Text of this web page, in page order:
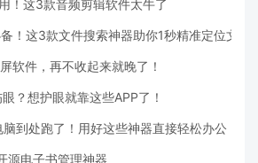
！这3款音频剪辑软件太牛了
！这3款文件搜索神器助你1秒精准定位文件
软件，再不收起来就晚了！
？想护眼就靠这些APP了！
到处跑了！用好这些神器直接轻松办公
电子书管理神器